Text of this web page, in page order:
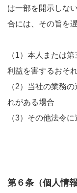
は一部を開示しな
合には、その旨を
（1）本人または
利益を害するおそ
（2）当社の業務
れがある場合
（3）その他法令
第６条（個人情